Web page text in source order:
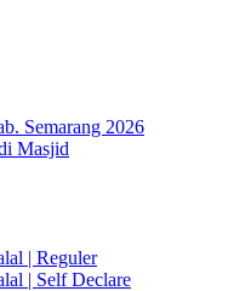
Semarang 2026
Masjid
| Reguler
| Self Declare